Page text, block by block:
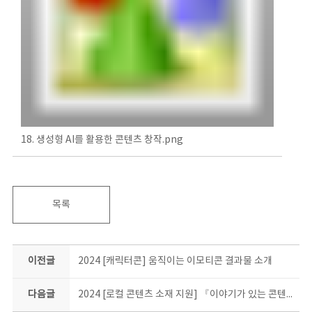
18. 생성형 AI를 활용한 콘텐츠 창작.png
목록
이전글 2024 [캐릭터콘] 움직이는 이모티콘 결과물 소개
다음글 2024 [로컬 콘텐츠 소재 지원] 『이야기가 있는 콘텐츠 충북 100』 E-BOOK